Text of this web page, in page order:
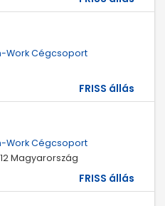
Work Cégcsoport
FRISS állás
Work Cégcsoport
Magyarország
FRISS állás